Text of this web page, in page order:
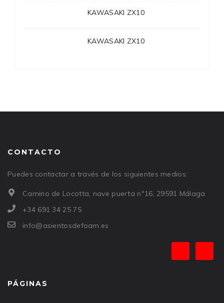
KAWASAKI ZX10
KAWASAKI ZX10
CONTACTO
Puedes contactar a través de los siguientes medios:
Camino de Locotta, nave puerta nº16, 29591 Málaga
+34 691 34 25 75
info@asientosdefoam.es
PÁGINAS